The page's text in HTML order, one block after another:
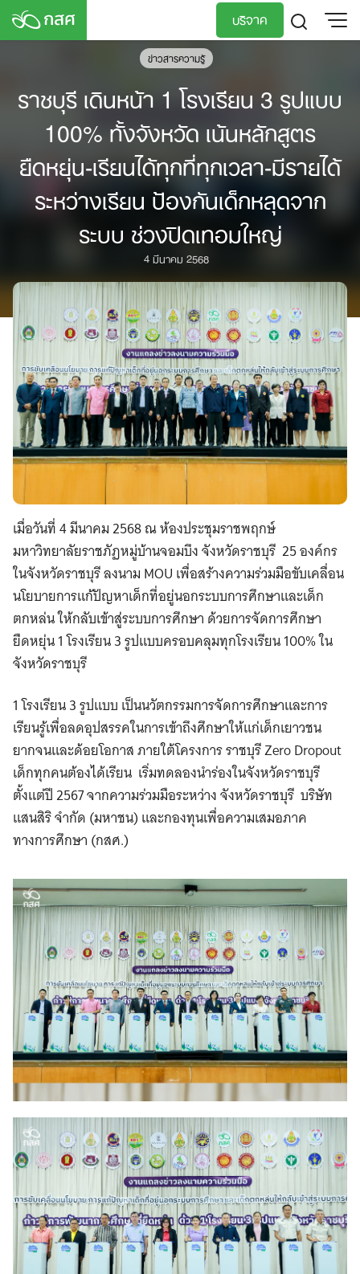
Skip
บริจาค
ข่าวสารความรู้
ราชบุรี เดินหน้า 1 โรงเรียน 3 รูปแบบ
100% ทั้งจังหวัด เน้นหลักสูตร
ยืดหยุ่น-เรียนได้ทุกที่ทุกเวลา-มีรายได้
ระหว่างเรียน ป้องกันเด็กหลุดจาก
ระบบ ช่วงปิดเทอมใหญ่
4 มีนาคม 2568
เมื่อวันที่ 4 มีนาคม 2568 ณ ห้องประชุมราชพฤกษ์
มหาวิทยาลัยราชภัฏหมู่บ้านจอมบึง จังหวัดราชบุรี 25 องค์กร
ในจังหวัดราชบุรี ลงนาม MOU เพื่อสร้างความร่วมมือขับเคลื่อน
นโยบายการแก้ปัญหาเด็กที่อยู่นอกระบบการศึกษาและเด็ก
ตกหล่น ให้กลับเข้าสู่ระบบการศึกษา ด้วยการจัดการศึกษา
ยืดหยุ่น 1 โรงเรียน 3 รูปแบบครอบคลุมทุกโรงเรียน 100% ใน
จังหวัดราชบุรี
1 โรงเรียน 3 รูปแบบ เป็นนวัตกรรมการจัดการศึกษาและการ
เรียนรู้เพื่อลดอุปสรรคในการเข้าถึงศึกษาให้แก่เด็กเยาวชน
ยากจนและด้อยโอกาส ภายใต้โครงการ ราชบุรี Zero Dropout
เด็กทุกคนต้องได้เรียน เริ่มทดลองนำร่องในจังหวัดราชบุรี
ตั้งแต่ปี 2567 จากความร่วมมือระหว่าง จังหวัดราชบุรี บริษัท
แสนสิริ จำกัด (มหาชน) และกองทุนเพื่อความเสมอภาค
ทางการศึกษา (กสศ.)